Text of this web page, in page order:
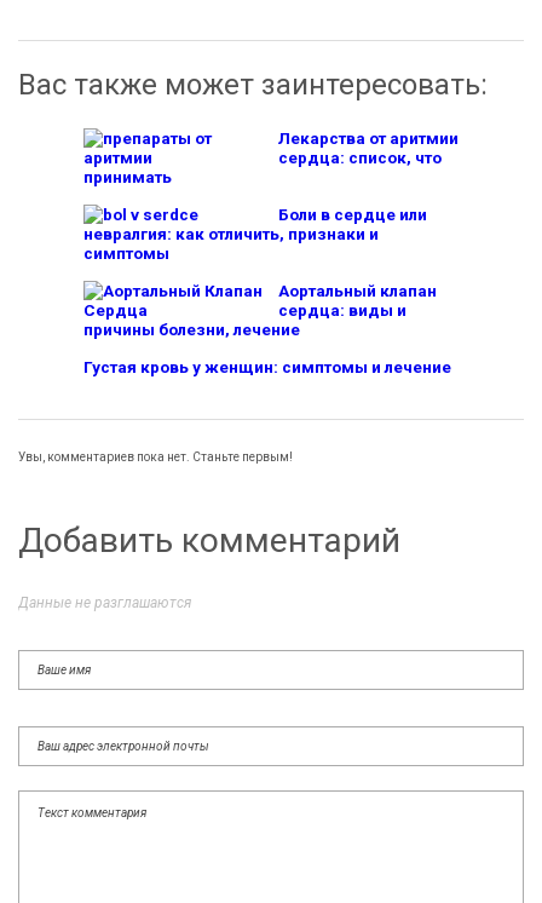
Вас также может заинтересовать:
Лекарства от аритмии
сердца: список, что
принимать
Боли в сердце или
невралгия: как отличить, признаки и
симптомы
Аортальный клапан
сердца: виды и
причины болезни, лечение
Густая кровь у женщин: симптомы и лечение
Увы, комментариев пока нет. Станьте первым!
Добавить комментарий
Данные не разглашаются